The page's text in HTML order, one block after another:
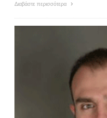
Διαβάστε περισσότερα